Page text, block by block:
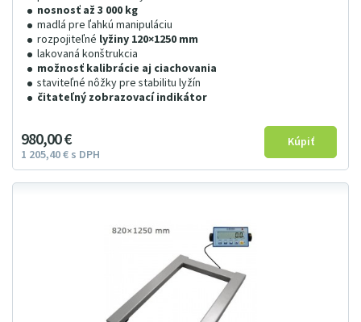
nosnosť až 3 000 kg
madlá pre ľahkú manipuláciu
rozpojiteľné lyžiny 120×1250 mm
lakovaná konštrukcia
možnosť kalibrácie aj ciachovania
staviteľné nôžky pre stabilitu lyžín
čitateľný zobrazovací indikátor
980 00€
1 205 40€ s DPH